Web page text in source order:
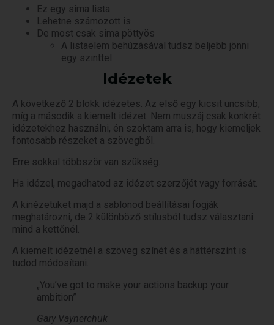
Ez egy sima lista
Lehetne számozott is
De most csak sima pöttyös
A listaelem behúzásával tudsz beljebb jönni
egy szinttel.
Idézetek
A következő 2 blokk idézetes. Az első egy kicsit uncsibb,
míg a második a kiemelt idézet. Nem muszáj csak konkrét
idézetekhez használni, én szoktam arra is, hogy kiemeljek
fontosabb részeket a szövegből.
Erre sokkal többször van szükség.
Ha idézel, megadhatod az idézet szerzőjét vagy forrását.
A kinézetüket majd a sablonod beállításai fogják
meghatározni, de 2 különböző stílusból tudsz választani
mind a kettőnél.
A kiemelt idézetnél a szöveg színét és a háttérszínt is
tudod módosítani.
„You’ve got to make your actions backup your
ambition”
Gary Vaynerchuk